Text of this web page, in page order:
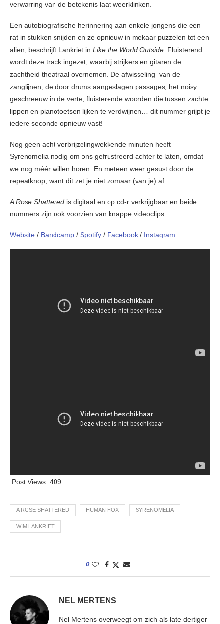
verwarring van de betekenis laat weerklinken.
Een autobiografische herinnering aan enkele jongens die een
rat in stukken snijden en ze opnieuw in mekaar puzzelen tot een
alien, beschrijft Lankriet in Like the World Outside. Fluisterend
wordt deze track ingezet, waarbij strijkers en gitaren de
zachtheid theatraal overnemen. De afwisseling van de
zanglijnen, de door drums aangeslagen passages, het noisy
geschreeuw in de verte, fluisterende woorden die tussen zachte
lippen en pianotoetsen lijken te verdwijnen… dit nummer grijpt je
iedere seconde opnieuw vast!
Nog geen acht verbrijzelingwekkende minuten heeft
Syrenomelia nodig om ons gefrustreerd achter te laten, omdat
we nog méér willen horen. En meteen weer gesust door de
repeatknop, want dit zet je niet zomaar (van je) af.
A Rose Shattered is digitaal en op cd-r verkrijgbaar en beide
nummers zijn ook voorzien van knappe videoclips.
Website / Bandcamp / Spotify / Facebook / Instagram
Post Views: 409
A ROSE SHATTERED HUMAN HOX SYRENOMELIA
WIM LANKRIET
0
NEL MERTENS
Nel Mertens overweegt om zich als late dertiger